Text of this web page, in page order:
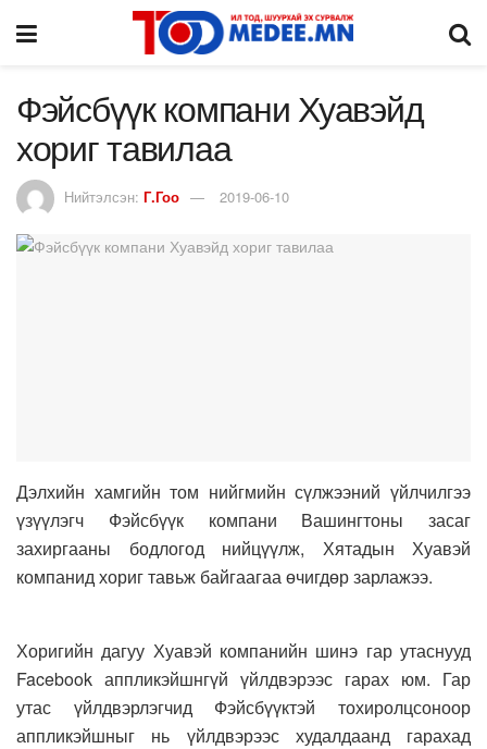
Фэйсбүүк компани Хуавэйд
хориг тавилаа
Нийтэлсэн: Г.Гоо 2019-06-10
Дэлхийн хамгийн том нийгмийн сүлжээний үйлчилгээ
үзүүлэгч Фэйсбүүк компани Вашингтоны засаг
захиргааны бодлогод нийцүүлж, Хятадын Хуавэй
компанид хориг тавьж байгаагаа өчигдөр зарлажээ.
Хоригийн дагуу Хуавэй компанийн шинэ гар утаснууд
Facebook аппликэйшнгүй үйлдвэрээс гарах юм. Гар
утас үйлдвэрлэгчид Фэйсбүүктэй тохиролцсоноор
аппликэйшныг нь үйлдвэрээс худалдаанд гарахад